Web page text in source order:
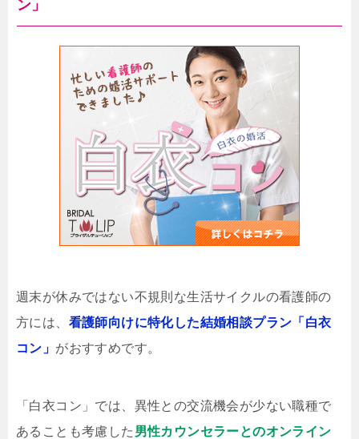
ン」
週末が休みではない不規則な生活サイクルの看護師の
方には、 看護師向けに特化した結婚相談プラン「白衣
コン」 がおすすめです。
「白衣コン」では、異性との交流機会が少ない職種で
あることも考慮した 男性カウンセラーとのオンライン